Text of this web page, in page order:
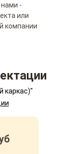
нами -
или
компании
каркас)"